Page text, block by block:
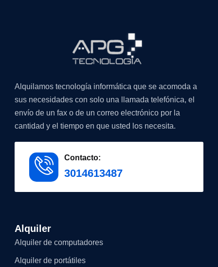
Alquilamos tecnología informática que se acomoda a
sus necesidades con solo una llamada telefónica, el
envío de un fax o de un correo electrónico por la
cantidad y el tiempo en que usted los necesita.
Contacto:
3014613487
Alquiler
Alquiler de computadores
Alquiler de portátiles